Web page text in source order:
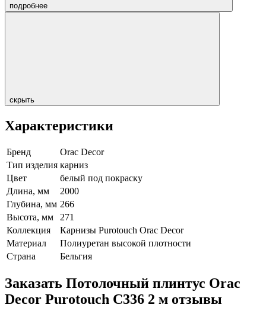
подробнее
скрыть
Характеристики
Бренд
Orac Decor
Тип изделия карниз
Цвет
белый под покраску
Длина, мм
2000
Глубина, мм 266
Высота, мм
271
Коллекция
Карнизы Purotouch Orac Decor
Материал
Полиуретан высокой плотности
Страна
Бельгия
Заказать Потолочный плинтус Orac
Decor Purotouch C336 2 м отзывы